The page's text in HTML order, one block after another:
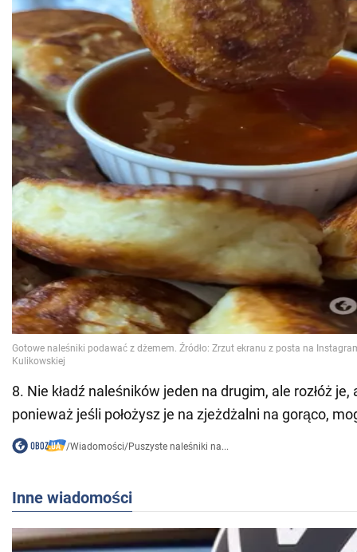
8. Nie kładź naleśników jeden na drugim, ale rozłóż je,
ponieważ jeśli położysz je na zjeżdżalni na gorąco,
/Wiadomości/Puszyste naleśniki na...
Inne wiadomości